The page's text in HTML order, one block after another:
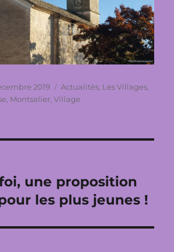
2019 Catégories
Actualités, Les Villages,
, Montsalier,Village
une proposition
les plus jeunes !